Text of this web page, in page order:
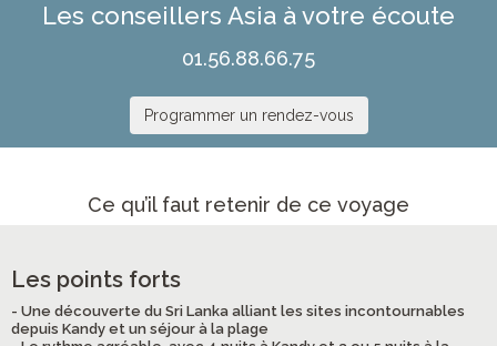
Les conseillers Asia à votre écoute
01.56.88.66.75
Programmer un rendez-vous
Ce qu’il faut retenir de ce voyage
Les points forts
- Une découverte du Sri Lanka alliant les sites incontournables
depuis Kandy et un séjour à la plage